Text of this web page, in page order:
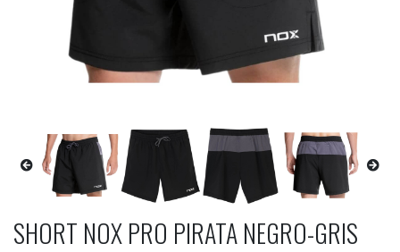
SHORT NOX PRO PIRATA NEGRO-GRIS